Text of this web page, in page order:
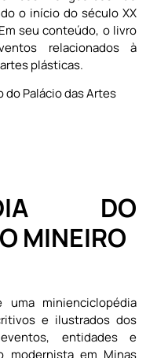
o início do século XX
seu conteúdo, o livro
relacionados à
plásticas.
do Palácio das Artes
DO
MINEIRO
minienciclopédia
e ilustrados dos
entidades e
modernista em Minas